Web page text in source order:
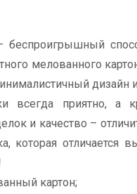
беспроигрышный
мелованного
дизайн
всегда приятно, а
и качество –
которая
картон;